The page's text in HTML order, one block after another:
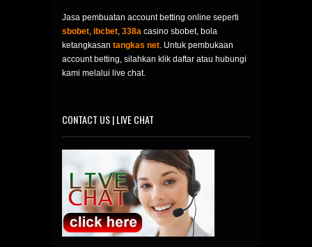
Jasa pembuatan account betting online seperti
sbobet, ibcbet, 338a casino sbobet, bola
ketangkasan tangkas net. Untuk pembukaan
account betting, silahkan klik daftar atau hubungi
kami melalui live chat.
CONTACT US | LIVE CHAT